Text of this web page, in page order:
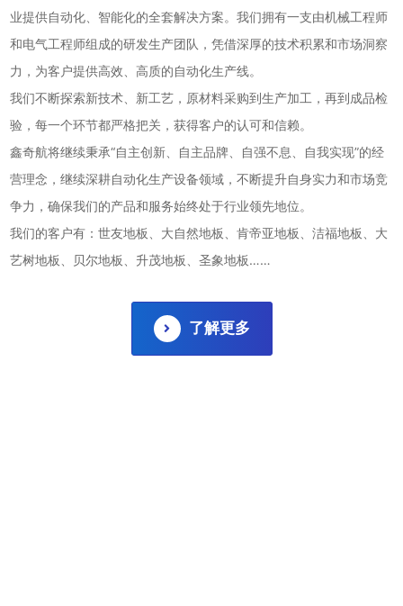
业提供⾃动化、智能化的全套解决⽅案。我们拥有⼀⽀由机械⼯程师
和电⽓⼯程师组成的研发⽣产团队，凭借深厚的技术积累和市场洞察
⼒，为客户提供⾼效、⾼质的⾃动化⽣产线。
我们不断探索新技术、新⼯艺，原材料采购到⽣产加⼯，再到成品检
验，每⼀个环节都严格把关，获得客户的认可和信赖。
鑫奇航将继续秉承“⾃主创新、⾃主品牌、⾃强不息、⾃我实现”的经
营理念，继续深耕⾃动化⽣产设备领域，不断提升⾃身实⼒和市场竞
争⼒，确保我们的产品和服务始终处于⾏业领先地位。
我们的客户有：世友地板、⼤⾃然地板、肯帝亚地板、洁福地板、⼤
艺树地板、⻉尔地板、升茂地板、圣象地板……
了解更多